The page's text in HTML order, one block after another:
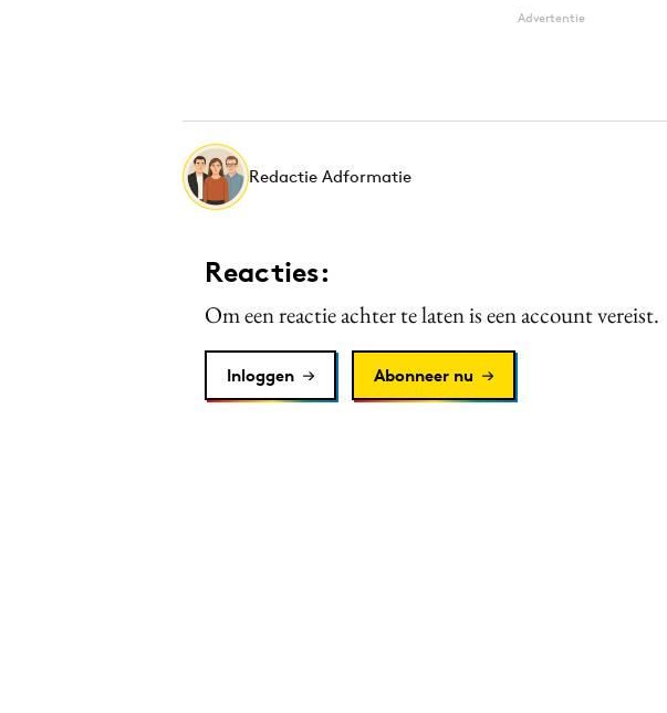
Advertentie
Redactie Adformatie
Reacties:
Om een reactie achter te laten is een account vereist.
Inloggen Abonneer nu